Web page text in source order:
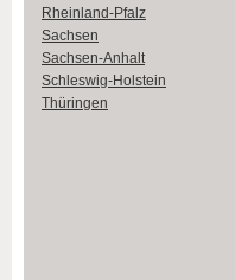
Rheinland-Pfalz
Sachsen
Sachsen-Anhalt
Schleswig-Holstein
Thüringen